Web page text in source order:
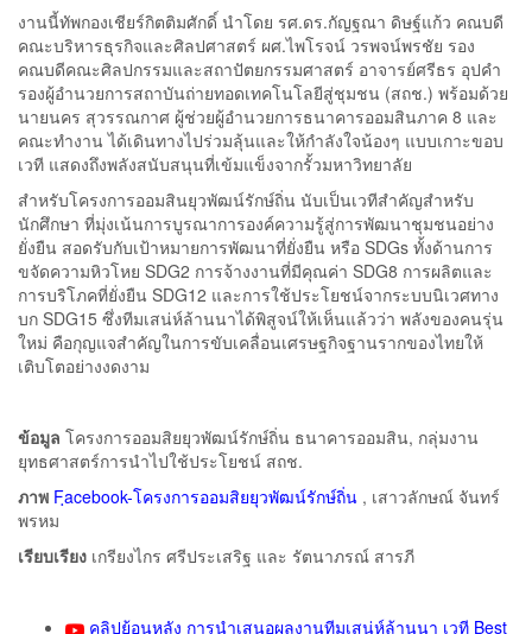
งานนี้ทัพกองเชียร์กิตติมศักดิ์ นำโดย รศ.ดร.กัญฐณา ดิษฐ์แก้ว คณบดี
คณะบริหารธุรกิจและศิลปศาสตร์ ผศ.ไพโรจน์ วรพจน์พรชัย รอง
คณบดีคณะศิลปกรรมและสถาปัตยกรรมศาสตร์ อาจารย์ศรีธร อุปคำ
รองผู้อำนวยการสถาบันถ่ายทอดเทคโนโลยีสู่ชุมชน (สถช.) พร้อมด้วย
นายนคร สุวรรณกาศ ผู้ช่วยผู้อำนวยการธนาคารออมสินภาค 8 และ
คณะทำงาน ได้เดินทางไปร่วมลุ้นและให้กำลังใจน้องๆ แบบเกาะขอบ
เวที แสดงถึงพลังสนับสนุนที่เข้มแข็งจากรั้วมหาวิทยาลัย
สำหรับโครงการออมสินยุวพัฒน์รักษ์ถิ่น นับเป็นเวทีสำคัญสำหรับ
นักศึกษา ที่มุ่งเน้นการบูรณาการองค์ความรู้สู่การพัฒนาชุมชนอย่าง
ยั่งยืน สอดรับกับเป้าหมายการพัฒนาที่ยั่งยืน หรือ SDGs ทั้งด้านการ
ขจัดความหิวโหย SDG2 การจ้างงานที่มีคุณค่า SDG8 การผลิตและ
การบริโภคที่ยั่งยืน SDG12 และการใช้ประโยชน์จากระบบนิเวศทาง
บก SDG15 ซึ่งทีมเสน่ห์ล้านนาได้พิสูจน์ให้เห็นแล้วว่า พลังของคนรุ่น
ใหม่ คือกุญแจสำคัญในการขับเคลื่อนเศรษฐกิจฐานรากของไทยให้
เติบโตอย่างงดงาม
ข้อมูล โครงการออมสิยยุวพัฒน์รักษ์ถิ่น ธนาคารออมสิน, กลุ่มงาน
ยุทธศาสตร์การนำไปใช้ประโยชน์ สถช.
ภาพ Fฺacebook-โครงการออมสิยยุวพัฒน์รักษ์ถิ่น , เสาวลักษณ์ จันทร์
พรหม
เรียบเรียง เกรียงไกร ศรีประเสริฐ และ รัตนาภรณ์ สารภี
คลิปย้อนหลัง การนำเสนอผลงานทีมเสน่ห์ล้านนา เวที Best